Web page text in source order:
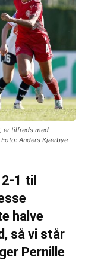
er tilfreds med
Anders Kjærbye -
1 til
halve
så vi står
Pernille